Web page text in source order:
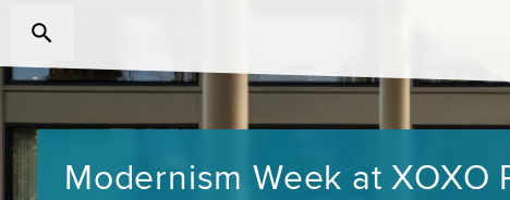
Modernism Week at XOXO